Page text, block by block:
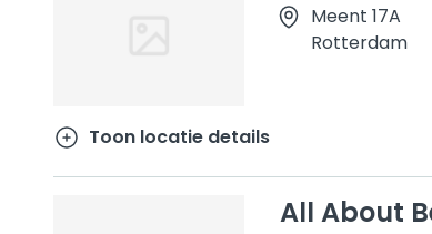
Meent 17A
Rotterdam
Toon locatie details
All About